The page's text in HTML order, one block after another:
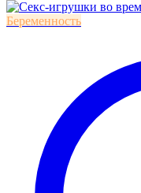
Беременность